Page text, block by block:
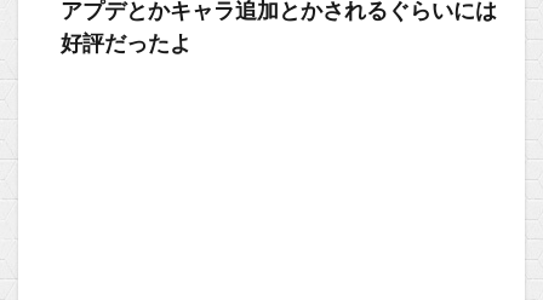
アプデとかキャラ追加とかされるぐらいには
好評だったよ